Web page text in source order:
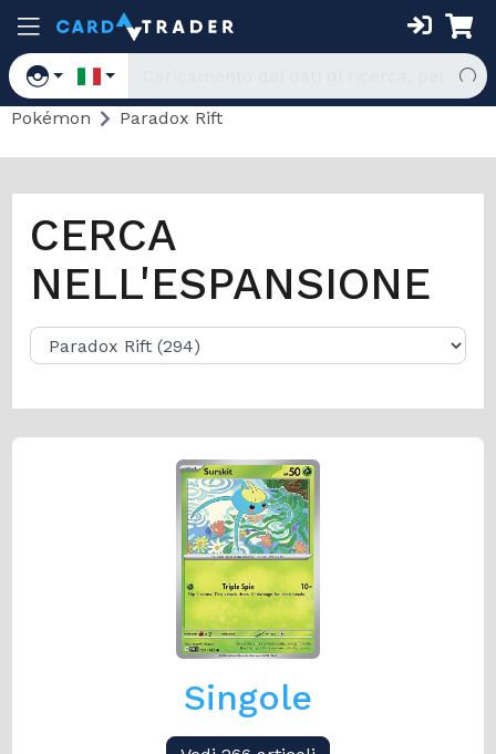
Pokémon Paradox Rift
CERCA
NELL'ESPANSIONE
Singole